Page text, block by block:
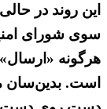
سوی شورای
هرگونه
است. بدین‌سان